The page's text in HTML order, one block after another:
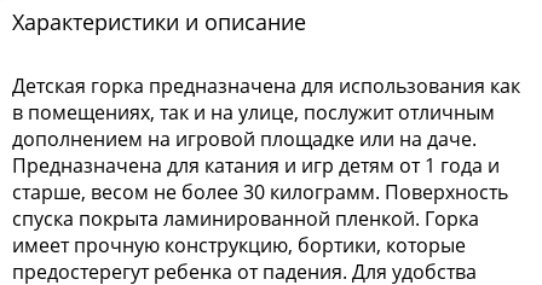
Характеристики и описание
Детская горка предназначена для использования как
в помещениях, так и на улице, послужит отличным
дополнением на игровой площадке или на даче.
Предназначена для катания и игр детям от 1 года и
старше, весом не более 30 килограмм. Поверхность
спуска покрыта ламинированной пленкой. Горка
имеет прочную конструкцию, бортики, которые
предостерегут ребенка от падения. Для удобства